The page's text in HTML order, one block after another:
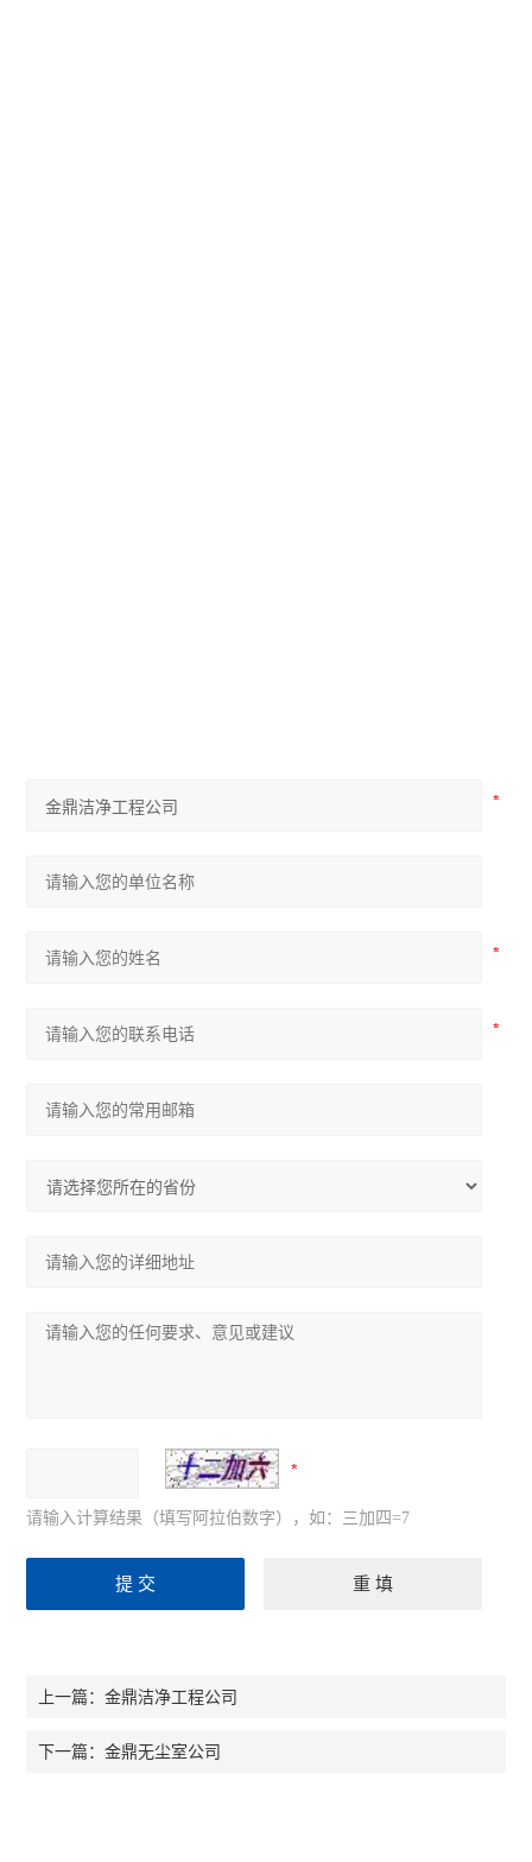
请输入计算结果（填写阿拉伯数字），如：三加四=7
上一篇：金鼎洁净工程公司
下一篇：金鼎无尘室公司